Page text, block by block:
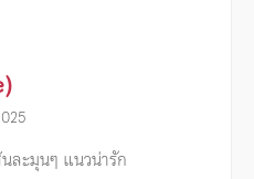
ละมุนๆ แนวน่ารัก